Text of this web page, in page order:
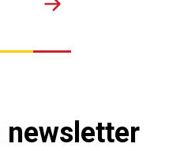
newsletter